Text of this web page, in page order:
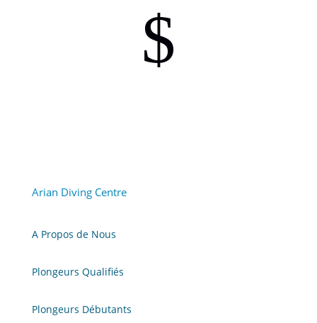
$
Arian Diving Centre
A Propos de Nous
Plongeurs Qualifiés
Plongeurs Débutants